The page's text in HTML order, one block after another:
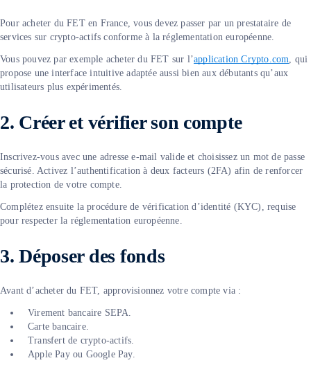
Pour acheter du FET en France, vous devez passer par un prestataire de
services sur crypto-actifs conforme à la réglementation européenne.
Vous pouvez par exemple acheter du FET sur l’application Crypto.com , qui
propose une interface intuitive adaptée aussi bien aux débutants qu’aux
utilisateurs plus expérimentés.
2. Créer et vérifier son compte
Inscrivez-vous avec une adresse e-mail valide et choisissez un mot de passe
sécurisé. Activez l’authentification à deux facteurs (2FA) afin de renforcer
la protection de votre compte.
Complétez ensuite la procédure de vérification d’identité (KYC), requise
pour respecter la réglementation européenne.
3. Déposer des fonds
Avant d’acheter du FET, approvisionnez votre compte via :
Virement bancaire SEPA.
Carte bancaire.
Transfert de crypto-actifs.
Apple Pay ou Google Pay.